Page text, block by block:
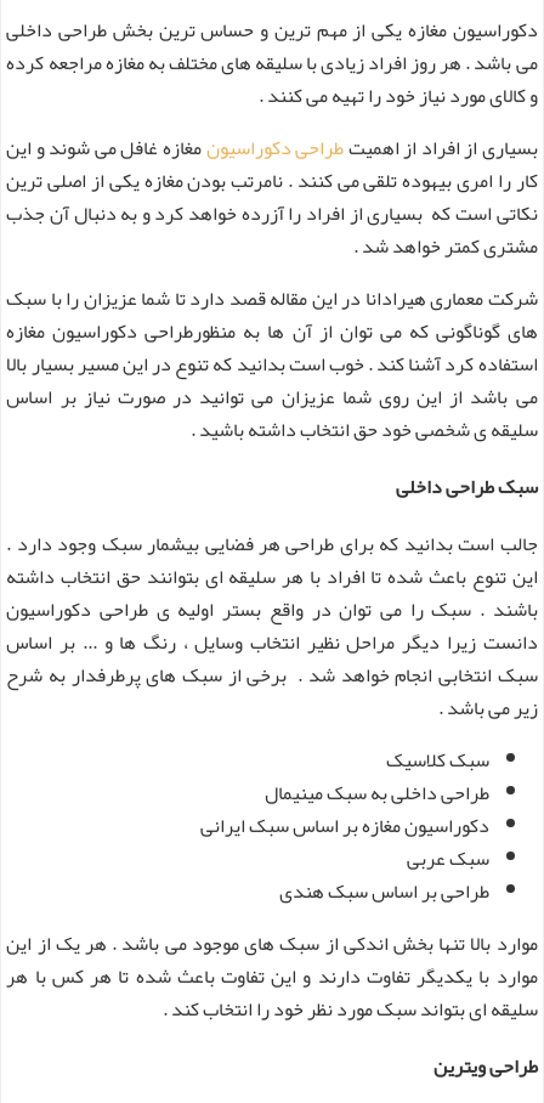
دکوراسیون مغازه یکی از مهم ترین و حساس ترین بخش طراحی داخلی
می باشد . هر روز افراد زیادی با سلیقه های مختلف به مغازه مراجعه کرده
و کالای مورد نیاز خود را تهیه می کنند .
بسیاری از افراد از اهمیتطراحی دکوراسیونمغازه غافل می شوند و این
کار را امری بیهوده تلقی می کنند . نامرتب بودن مغازه یکی از اصلی ترین
نکاتی است که بسیاری از افراد را آزرده خواهد کرد و به دنبال آن جذب
مشتری کمتر خواهد شد .
شرکت معماری هیرادانا در این مقاله قصد دارد تا شما عزیزان را با سبک
های گوناگونی که می توان از آن ها به منظورطراحی دکوراسیون مغازه
استفاده کرد آشنا کند . خوب است بدانید که تنوع در این مسیر بسیار بالا
می باشد از این روی شما عزیزان می توانید در صورت نیاز بر اساس
سلیقه ی شخصی خود حق انتخاب داشته باشید .
سبک طراحی داخلی
جالب است بدانید که برای طراحی هر فضایی بیشمار سبک وجود دارد .
این تنوع باعث شده تا افراد با هر سلیقه ای بتوانند حق انتخاب داشته
باشند . سبک را می توان در واقع بستر اولیه ی طراحی دکوراسیون
دانست زیرا دیگر مراحل نظیر انتخاب وسایل ، رنگ ها و ... بر اساس
سبک انتخابی انجام خواهد شد . برخی از سبک های پرطرفدار به شرح
زیر می باشد .
سبک کلاسیک
طراحی داخلی به سبک مینیمال
دکوراسیون مغازه بر اساس سبک ایرانی
سبک عربی
طراحی بر اساس سبک هندی
موارد بالا تنها بخش اندکی از سبک های موجود می باشد . هر یک از این
موارد با یکدیگر تفاوت دارند و این تفاوت باعث شده تا هر کس با هر
سلیقه ای بتواند سبک مورد نظر خود را انتخاب کند .
طراحی ویترین